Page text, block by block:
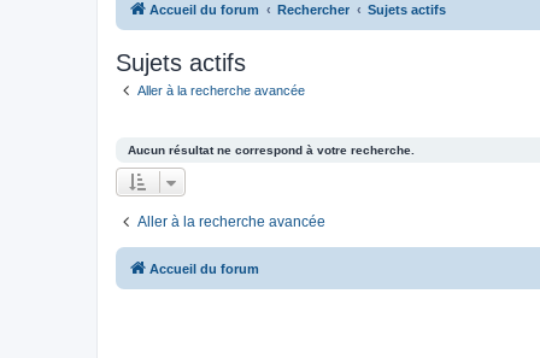
Accueil du forum Rechercher Sujets actifs
Sujets actifs
Aller à la recherche avancée
Aucun résultat ne correspond à votre recherche.
Aller à la recherche avancée
Accueil du forum